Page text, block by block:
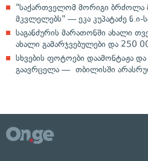
"საქართველომ მორიგი ბრძოლა
მკვლელებს" — ეკა კუპატაძე ნ.ი-
საგანძურის მარათონში ახალი
ახალი გამარჯვებულები და 250
სხვების ფოტოები დაამონტაჟა
გაავრცელა — თბილისში